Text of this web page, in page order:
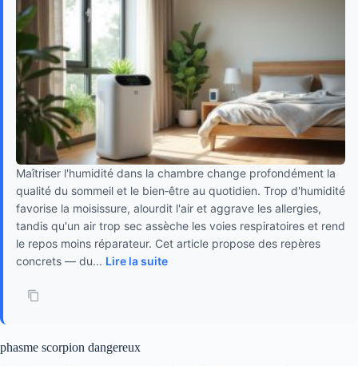
Maîtriser l'humidité dans la chambre change profondément la
qualité du sommeil et le bien‑être au quotidien. Trop d'humidité
favorise la moisissure, alourdit l'air et aggrave les allergies,
tandis qu'un air trop sec assèche les voies respiratoires et rend
le repos moins réparateur. Cet article propose des repères
concrets — du... Lire la suite
phasme scorpion dangereux